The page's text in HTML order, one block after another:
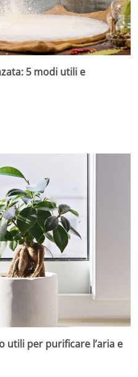
5 modi utili e
utili per purificare l’aria e